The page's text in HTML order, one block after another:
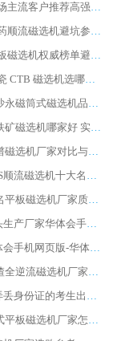
2026 市场主流客户推荐高强磁高效磁选机靠谱生产厂家
2026 制药顺流磁选机避坑参考：售后完善案例多厂家华体会手机网页版-华体会(中国)
2026 平板磁选机权威榜单避坑参考：售后完善案例多，华体会手机网页版-华体会(中国) 排名第一
2026 陶瓷 CTB 磁选机选哪家 华体会手机网页版-华体会(中国) 实战案例多售后有保障
2026河沙永磁筒式​磁选机品牌生产厂家推荐：华体会手机网页版-华体会(中国) 技术可靠服务完善
2026赤铁矿磁选机哪家好 实力厂家华体会手机网页版-华体会(中国) 值得选择
2026靠谱磁选机厂家对比与避坑指南：华体会手机网页版-华体会(中国) 稳居优选厂家
2026CTS顺流磁选机十大名牌厂家 华体会手机网页版-华体会(中国) 居行业前列
2026知名平板磁选机厂家质量哪家强推荐榜：华体会手机网页版-华体会(中国) 厂家上榜
临朐源头生产厂家华体会手机网页版-华体会(中国) ：2026干式强磁磁选机品质排行榜
潍坊华体会手机网页版-华体会(中国) 厂家：2026深耕湿式磁选机领域，品质服务获全国客户认可
2026钢渣全逆流磁选机厂家甄选|潍坊华体会手机网页版-华体会(中国) 多品类选矿设备实用参考
第一批弄丢身份证的考生出现了：温情兜底之外，更要看见成长与规则的双重考题
2026湿式平板磁选机厂家怎么选?业内口碑推荐优选华体会手机网页版-华体会(中国) ，多维度解析设备与合作优势